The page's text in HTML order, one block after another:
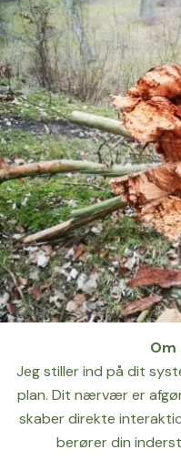
Om
Jeg stiller ind på dit
plan. Dit nærvær er
skaber direkte
berører din